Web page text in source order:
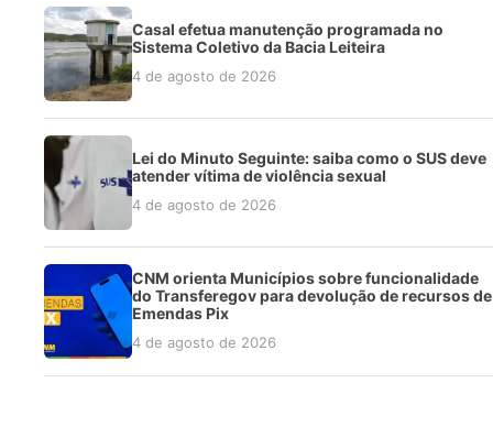
Casal efetua manutenção programada no
Sistema Coletivo da Bacia Leiteira
4 de agosto de 2026
Lei do Minuto Seguinte: saiba como o SUS deve
atender vítima de violência sexual
4 de agosto de 2026
CNM orienta Municípios sobre funcionalidade
do Transferegov para devolução de recursos de
Emendas Pix
4 de agosto de 2026